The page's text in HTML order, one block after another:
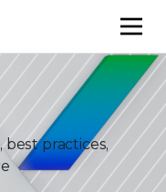
practices,